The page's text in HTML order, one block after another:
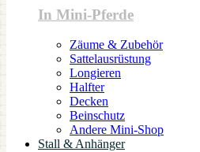
In Mini-Pferde
Zäume & Zubehör
Sattelausrüstung
Longieren
Halfter
Decken
Beinschutz
Andere Mini-Shop
Stall & Anhänger